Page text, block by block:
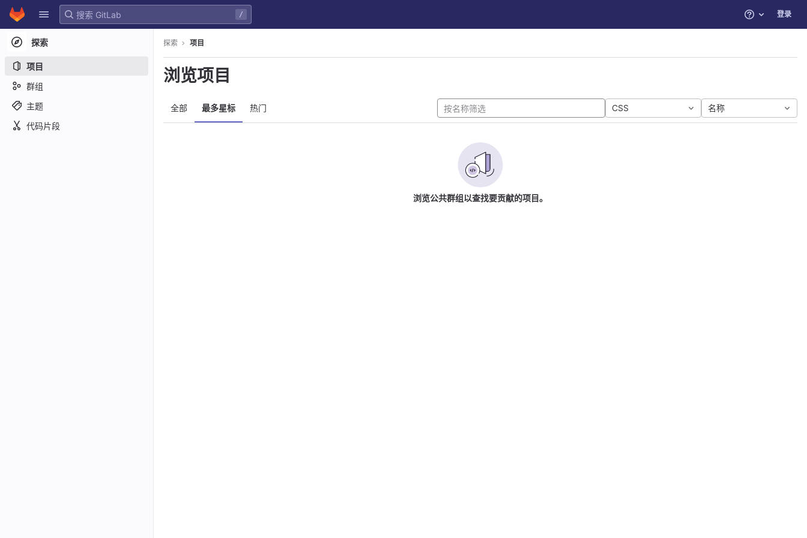
Skip to content
GitLab
/ 帮助 登录
探索
项目
群组
主题
代码片段
探索 项目
浏览项目
全部 最多星标 热门 CSS 名称
浏览公共群组以查找要贡献的项目。